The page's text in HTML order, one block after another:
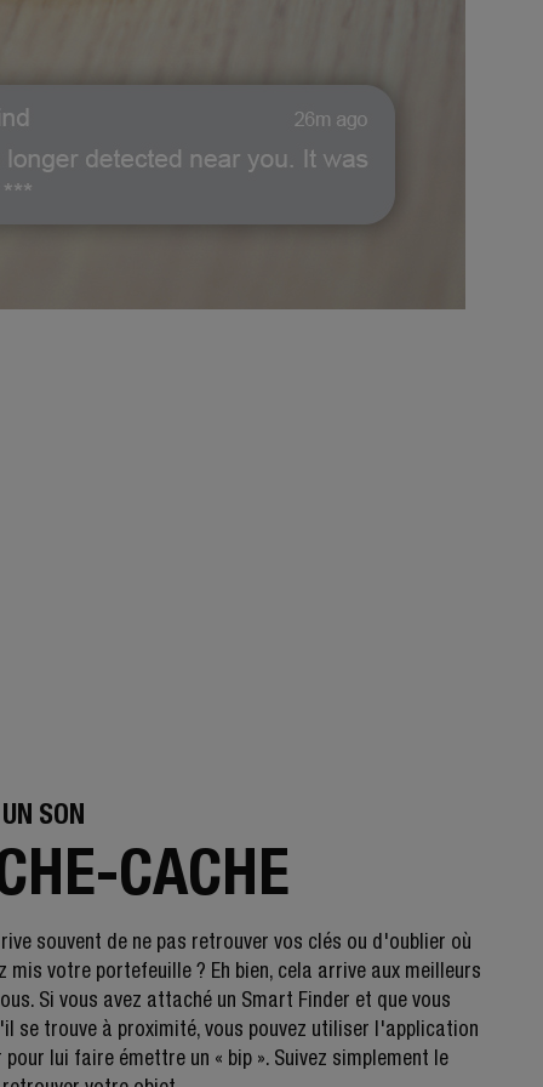
SON
CACHE
souvent de ne pas retrouver vos clés ou d'oublier où
mis votre portefeuille ? Eh bien, cela arrive aux meilleurs
Si vous avez attaché un Smart Finder et que vous
se trouve à proximité, vous pouvez utiliser l'application
lui faire émettre un « bip ». Suivez simplement le